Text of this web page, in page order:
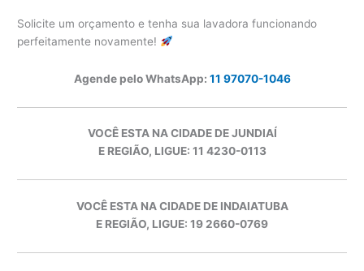
Solicite um orçamento e tenha sua lavadora funcionando
perfeitamente novamente!
Agende pelo WhatsApp: 11 97070-1046
VOCÊ ESTA NA CIDADE DE JUNDIAÍ
E REGIÃO, LIGUE: 11 4230-0113
VOCÊ ESTA NA CIDADE DE INDAIATUBA
E REGIÃO, LIGUE: 19 2660-0769